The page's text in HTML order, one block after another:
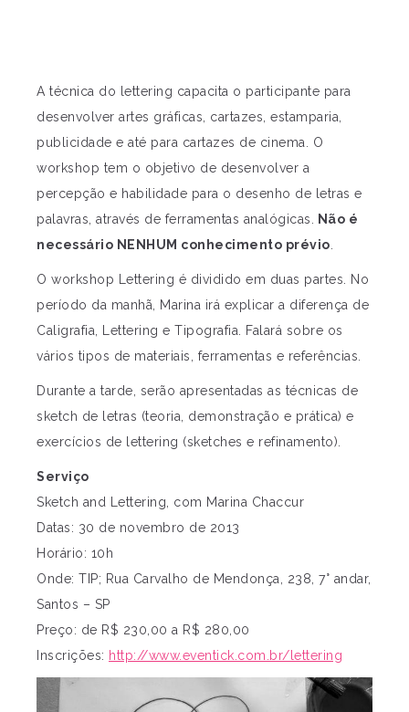
A técnica do lettering capacita o participante para
desenvolver artes gráficas, cartazes, estamparia,
publicidade e até para cartazes de cinema. O
workshop tem o objetivo de desenvolver a
percepção e habilidade para o desenho de letras e
palavras, através de ferramentas analógicas. Não é
necessário NENHUM conhecimento prévio.
O workshop Lettering é dividido em duas partes. No
período da manhã, Marina irá explicar a diferença de
Caligrafia, Lettering e Tipografia. Falará sobre os
vários tipos de materiais, ferramentas e referências.
Durante a tarde, serão apresentadas as técnicas de
sketch de letras (teoria, demonstração e prática) e
exercícios de lettering (sketches e refinamento).
Serviço
Sketch and Lettering, com Marina Chaccur
Datas: 30 de novembro de 2013
Horário: 10h
Onde: TIP; Rua Carvalho de Mendonça, 238, 7° andar,
Santos – SP
Preço: de R$ 230,00 a R$ 280,00
Inscrições: http://www.eventick.com.br/lettering